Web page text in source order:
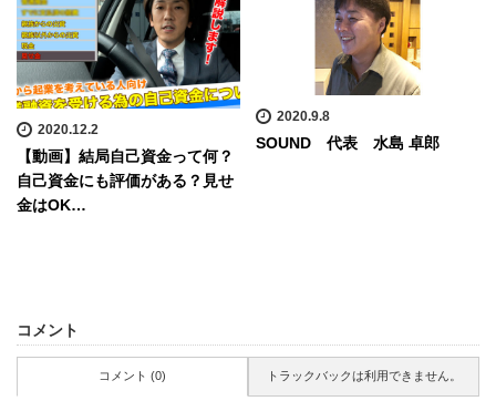
2020.12.2
【動画】結局自己資金って何？
自己資金にも評価がある？見せ
金はOK…
2020.9.8
SOUND 代表 水島 卓郎
コメント
コメント (0) トラックバックは利用できません。